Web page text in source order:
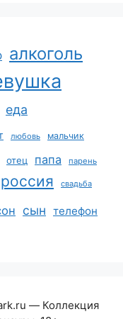
алкоголь
еда
любовь мальчик
отец папа парень
россия свадьба
сын телефон
— Коллекция